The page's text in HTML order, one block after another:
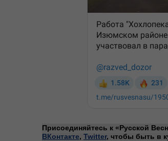
Присоединяйтесь к «Русской
ВКонтакте, Twitter, чтобы быть в